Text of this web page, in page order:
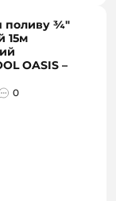
поливу ¾"
15м
OASIS –
0